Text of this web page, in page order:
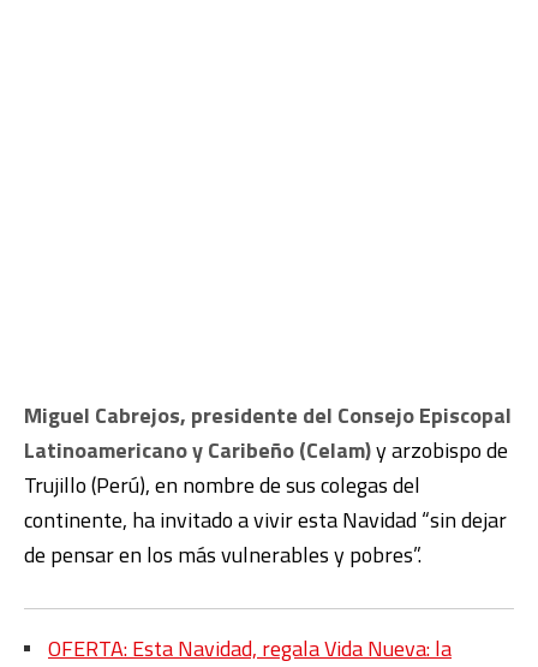
Miguel Cabrejos, presidente del Consejo Episcopal
Latinoamericano y Caribeño (Celam)y arzobispo de
Trujillo (Perú), en nombre de sus colegas del
continente, ha invitado a vivir esta Navidad “sin dejar
de pensar en los más vulnerables y pobres”.
OFERTA: Esta Navidad, regala Vida Nueva: la